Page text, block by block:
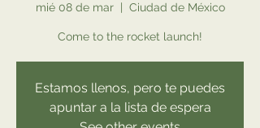
mié 08 de mar
  |
Ciudad de México
Come to the rocket launch!
Estamos llenos, pero te puedes
apuntar a la lista de espera